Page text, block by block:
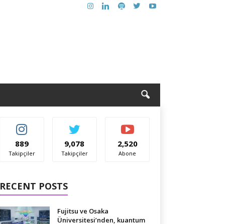
889
Takipçiler
9,078
Takipçiler
2,520
Abone
RECENT POSTS
Fujitsu ve Osaka
Üniversitesi’nden, kuantum